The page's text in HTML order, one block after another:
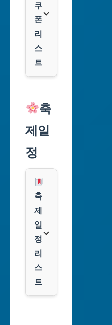
시
대
인
광
역
광
주
광
역
시
대
전
광
쿠
폰
리
스
트
리
익
스
레
쿠
팡
클
룩
축
제일
정
축
제
일
정
리
스
트